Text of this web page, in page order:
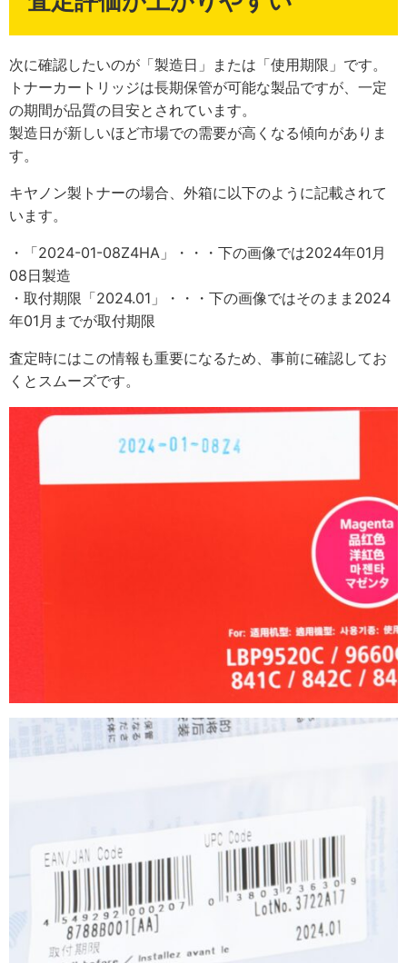
次に確認したいのが「製造日」または「使用期限」です。
トナーカートリッジは長期保管が可能な製品ですが、一定
の期間が品質の目安とされています。
製造日が新しいほど市場での需要が高くなる傾向がありま
す。
キヤノン製トナーの場合、外箱に以下のように記載されて
います。
・「2024-01-08Z4HA」・・・下の画像では2024年01月
08日製造
・取付期限「2024.01」・・・下の画像ではそのまま2024
年01月までが取付期限
査定時にはこの情報も重要になるため、事前に確認してお
くとスムーズです。